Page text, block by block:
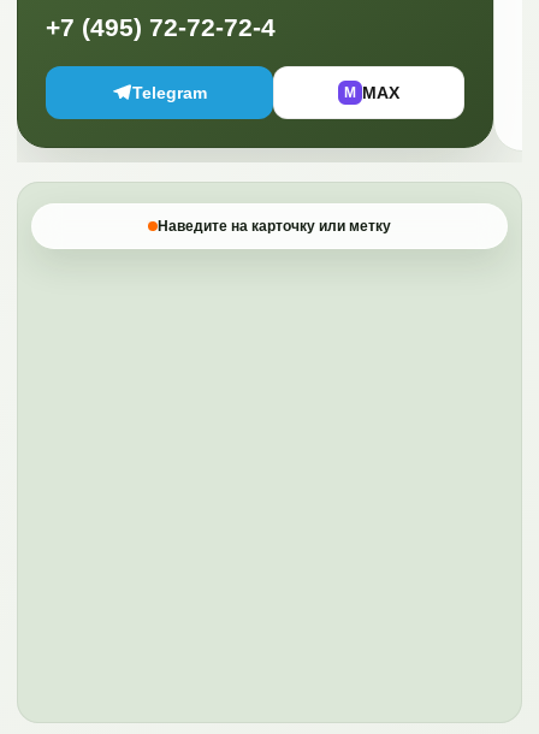
+7 (495) 72-72-72-4
Telegram M MAX
Наведите на карточку или метку